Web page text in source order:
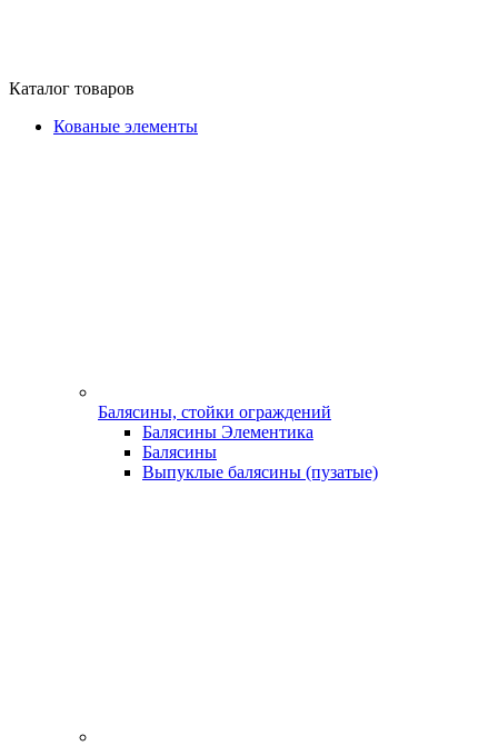
Каталог товаров
Кованые элементы
Балясины, стойки ограждений
Балясины Элементика
Балясины
Выпуклые балясины (пузатые)